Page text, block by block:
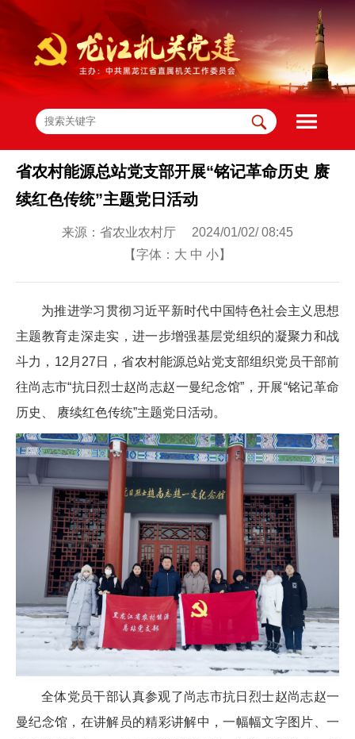
省农村能源总站党支部开展“铭记革命历史 赓
续红色传统”主题党日活动
来源：省农业农村厅 2024/01/02/ 08:45
【字体： 大 中 小】
为推进学习贯彻习近平新时代中国特色社会主义思想
主题教育走深走实，进一步增强基层党组织的凝聚力和战
斗力，12月27日，省农村能源总站党支部组织党员干部前
往尚志市“抗日烈士赵尚志赵一曼纪念馆”，开展“铭记革命
历史、 赓续红色传统”主题党日活动。
全体党员干部认真参观了尚志市抗日烈士赵尚志赵一
曼纪念馆，在讲解员的精彩讲解中，一幅幅文字图片、一